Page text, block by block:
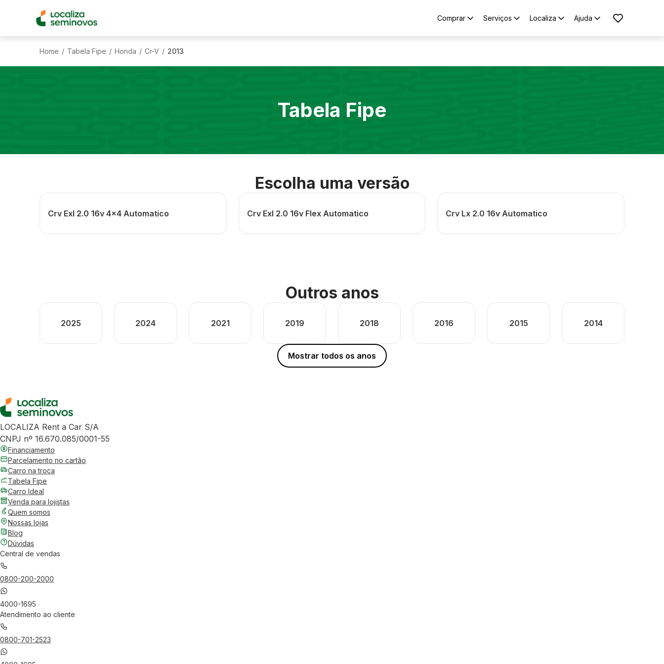
Comprar Serviços Localiza Ajuda
Home / Tabela Fipe / Honda / Cr-V / 2013
Tabela Fipe
Escolha uma versão
Crv Exl 2.0 16v 4x4 Automatico Crv Exl 2.0 16v Flex Automatico Crv Lx 2.0 16v Automatico
Outros anos
2025 2024 2021 2019 2018 2016 2015 2014
Mostrar todos os anos
LOCALIZA Rent a Car S/A
CNPJ nº 16.670.085/0001-55
Financiamento
Parcelamento no cartão
Carro na troca
Tabela Fipe
Carro Ideal
Venda para lojistas
Quem somos
Nossas lojas
Blog
Dúvidas
Central de vendas
0800-200-2000
4000-1695
Atendimento ao cliente
0800-701-2523